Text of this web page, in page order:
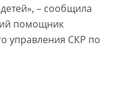
– сообщила
помощник
управления СКР по